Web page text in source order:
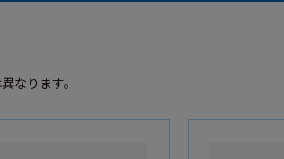
なります。